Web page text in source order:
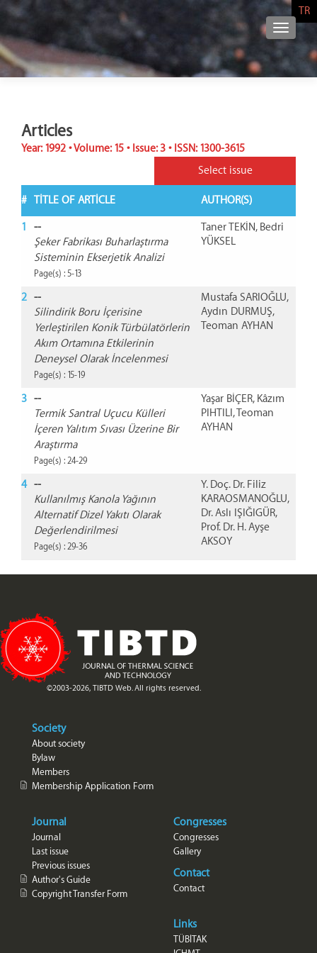
TR
Articles
Year: 1992 • Volume: 15 • Issue: 3 • ISSN: 1300-3615
Select issue
# TITLE OF ARTICLE AUTHOR(S)
1
--
Şeker Fabrikası Buharlaştırma
Sisteminin Ekserjetik Analizi
Page(s) : 5-13
Taner TEKİN, Bedri
YÜKSEL
2 --
Silindirik Boru İçerisine
Yerleştirilen Konik Türbülatörlerin
Akım Ortamına Etkilerinin
Deneysel Olarak İncelenmesi
Page(s) : 15-19
Mustafa SARIOĞLU,
Aydın DURMUŞ,
Teoman AYHAN
3 --
Termik Santral Uçucu Külleri
İçeren Yalıtım Sıvası Üzerine Bir
Araştırma
Page(s) : 24-29
Yaşar BİÇER, Kâzım
PIHTILI, Teoman
AYHAN
4 --
Kullanılmış Kanola Yağının
Alternatif Dizel Yakıtı Olarak
Değerlendirilmesi
Page(s) : 29-36
Y. Doç. Dr. Filiz
KARAOSMANOĞLU,
Dr. Aslı IŞIĞIGÜR,
Prof. Dr. H. Ayşe
AKSOY
©2003-2026, TIBTD Web. All rights reserved.
Society
About society
Bylaw
Members
Membership Application Form
Journal
Journal
Last issue
Previous issues
Author's Guide
Copyright Transfer Form
Congresses
Congresses
Gallery
Contact
Contact
Links
TÜBİTAK